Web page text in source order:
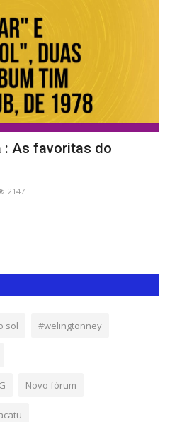
: As favoritas do
2147
sol #welingtonney
Novo fórum